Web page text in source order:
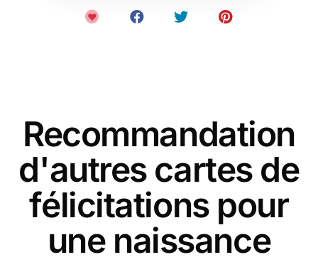
Recommandation
d'autres cartes de
félicitations pour
une naissance